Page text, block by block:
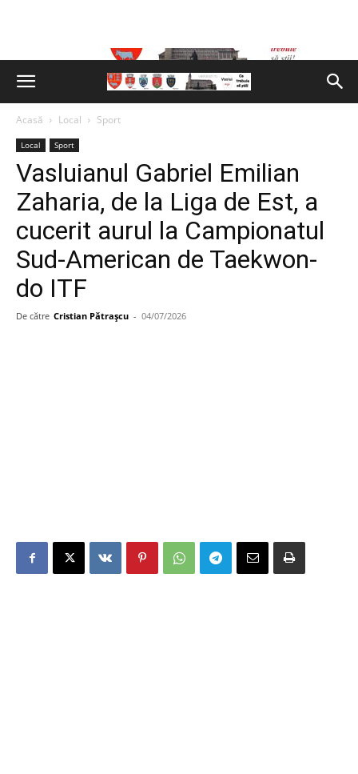
Acasă Local Sport
Local Sport
Vasluianul Gabriel Emilian
Zaharia, de la Liga de Est, a
cucerit aurul la Campionatul
Sud-American de Taekwon-
do ITF
De către Cristian Pătrașcu - 04/07/2026